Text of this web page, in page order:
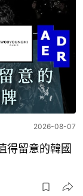
2026-08-07
得留意的韓國